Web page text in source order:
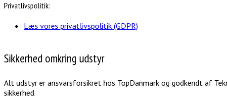
Privatlivspolitik:
Læs vores privatlivspolitik (GDPR)
Sikkerhed omkring udstyr
Alt udstyr er ansvarsforsikret hos TopDanmark og godkendt af
sikkerhed.